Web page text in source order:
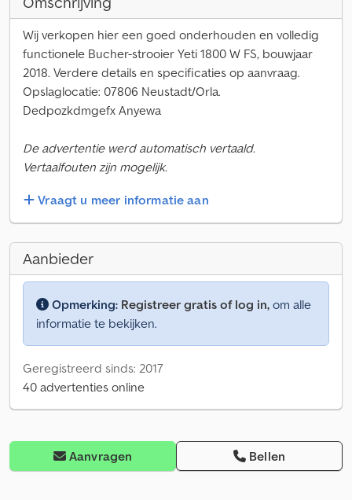
Wij verkopen hier een goed onderhouden en volledig
functionele Bucher-strooier Yeti 1800 W FS, bouwjaar
2018. Verdere details en specificaties op aanvraag.
Opslaglocatie: 07806 Neustadt/Orla.
Dedpozkdmgefx Anyewa
De advertentie werd automatisch vertaald.
Vertaalfouten zijn mogelijk.
Vraagt u meer informatie aan
Aanbieder
Opmerking: Registreer gratis of log in, om alle
informatie te bekijken.
Geregistreerd sinds: 2017
40 advertenties online
Aanvragen Bellen